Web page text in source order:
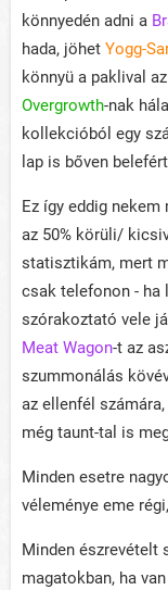
könnyedén adni a
hada, jöhet Yogg-
könnyü a paklival
Overgrowth-nak
kollekcióból egy
lap is bőven
Ez így eddig
az 50% körüli/
statisztikám, mert
csak telefonon - ha
szórakoztató vele
Meat Wagon-t az
szummonálás
az ellenfél számára,
még taunt-tal is
Minden esetre
véleménye eme
Minden észrevételt
magatokban, ha